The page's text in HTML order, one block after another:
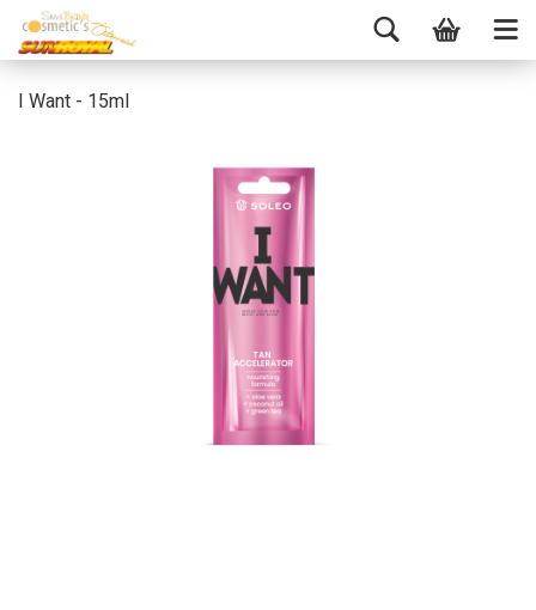
I Want - 15ml